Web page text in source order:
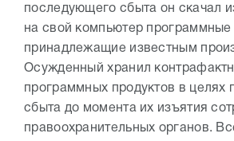
последующего сбыта он скачал
на свой компьютер программные
принадлежащие известным
Осужденный хранил
программных продуктов в целях
сбыта до момента их изъятия
правоохранительных органов.